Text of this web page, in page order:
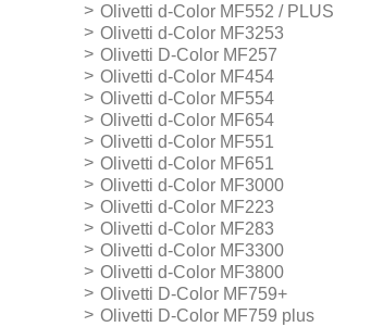
Olivetti d-Color MF552 / PLUS
Olivetti d-Color MF3253
Olivetti D-Color MF257
Olivetti d-Color MF454
Olivetti d-Color MF554
Olivetti d-Color MF654
Olivetti d-Color MF551
Olivetti d-Color MF651
Olivetti d-Color MF3000
Olivetti d-Color MF223
Olivetti d-Color MF283
Olivetti d-Color MF3300
Olivetti d-Color MF3800
Olivetti D-Color MF759+
Olivetti D-Color MF759 plus